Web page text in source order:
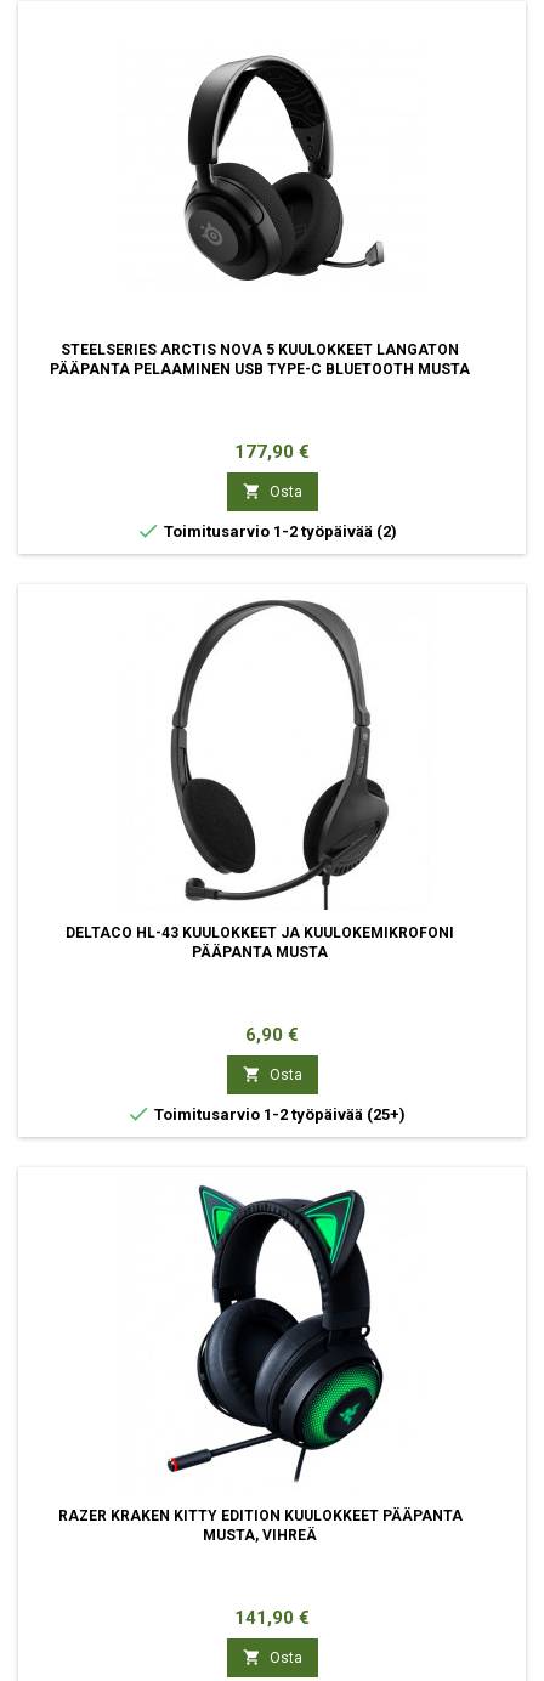
STEELSERIES ARCTIS NOVA 5 KUULOKKEET LANGATON
PÄÄPANTA PELAAMINEN USB TYPE-C BLUETOOTH MUSTA
Hinta
177,90 €
 Osta
 Toimitusarvio 1-2 työpäivää (2)
DELTACO HL-43 KUULOKKEET JA KUULOKEMIKROFONI
PÄÄPANTA MUSTA
Hinta
6,90 €
 Osta
 Toimitusarvio 1-2 työpäivää (25+)
RAZER KRAKEN KITTY EDITION KUULOKKEET PÄÄPANTA
MUSTA, VIHREÄ
Hinta
141,90 €
 Osta